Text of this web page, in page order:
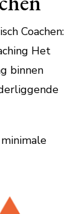
Coachen:
Het
binnen